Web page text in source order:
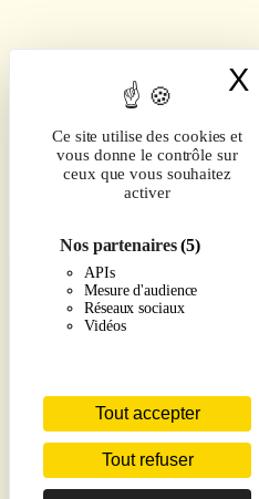
Ce site utilise des cookies et
vous donne le contrôle sur
ceux que vous souhaitez
activer
Nos partenaires(5)
APIs
Mesure d'audience
Réseaux sociaux
Vidéos
Tout accepter
Tout refuser
X